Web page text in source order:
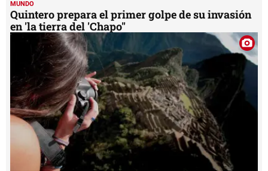
MUNDO
Quintero prepara el primer golpe de su invasión
en 'la tierra del 'Chapo''